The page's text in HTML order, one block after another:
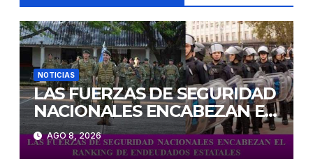
NOTICIAS
LAS FUERZAS DE SEGURIDAD
NACIONALES ENCABEZAN EL
RANKING DE ENDEUDADOS
ESTATALES
AGO 8, 2026